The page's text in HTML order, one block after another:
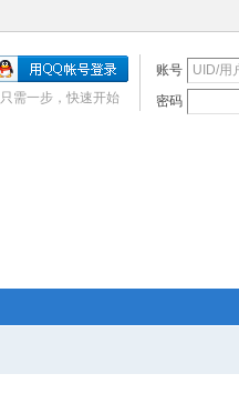
账号
密码
只需一步，快速开始